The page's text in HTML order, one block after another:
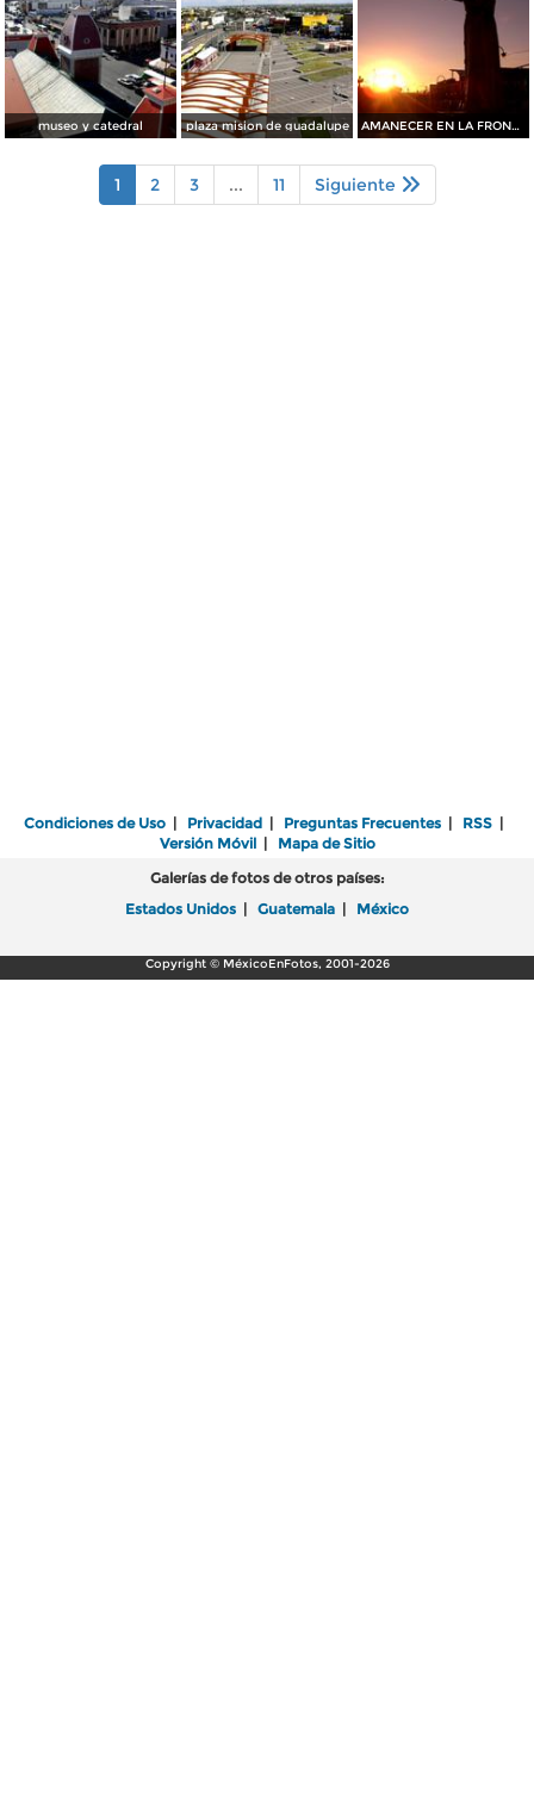
museo y catedral plaza mision de guadalupe AMANECER EN LA FRONTERA
1 2 3 ... 11 Siguiente
Condiciones de Uso | Privacidad | Preguntas Frecuentes | RSS |
Versión Móvil| Mapa de Sitio
Galerías de fotos de otros países:
Estados Unidos | Guatemala | México
Copyright © MéxicoEnFotos, 2001-2026